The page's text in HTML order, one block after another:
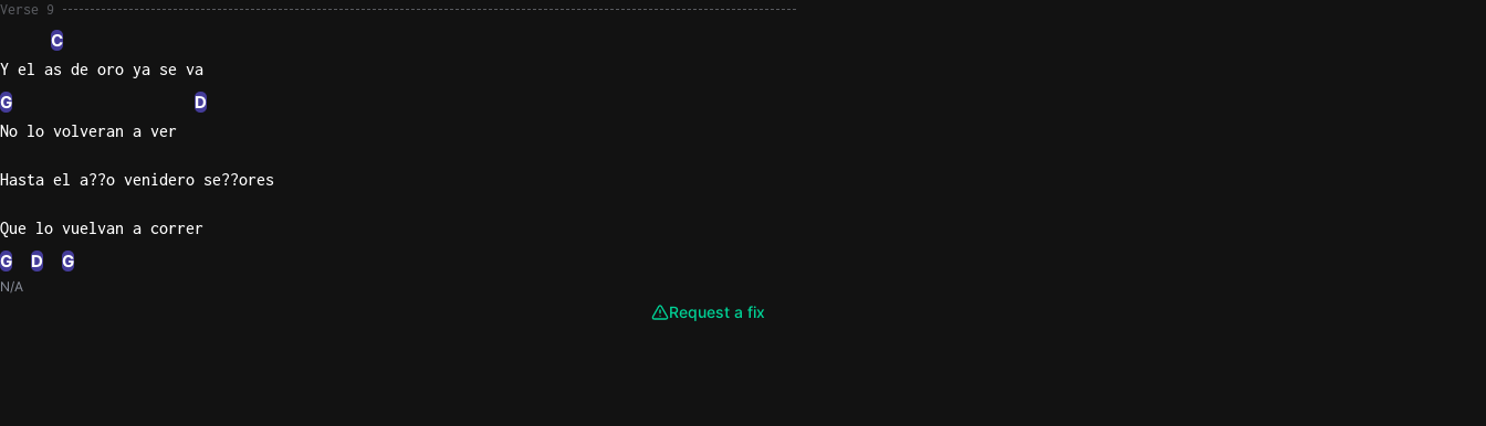
Verse 9
C
Y el as de oro ya se va
G D
No lo volveran a ver
Hasta el a??o venidero se??ores
Que lo vuelvan a correr
G D G
N/A
Request a fix